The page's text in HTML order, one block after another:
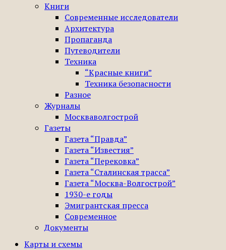
Книги
Современные исследователи
Архитектура
Пропаганда
Путеводители
Техника
“Красные книги”
Техника безопасности
Разное
Журналы
Москваволгострой
Газеты
Газета “Правда”
Газета “Известия”
Газета “Перековка”
Газета “Сталинская трасса”
Газета “Москва-Волгострой”
1930-е годы
Эмигрантская пресса
Современное
Документы
Карты и схемы